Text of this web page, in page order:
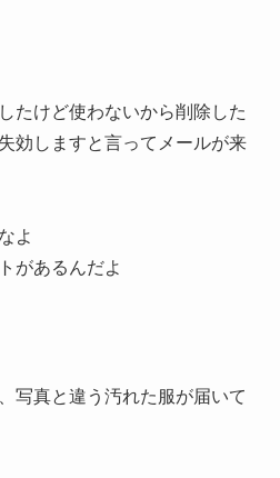
たけど使わないから削除した
効しますと言ってメールが来
よ
があるんだよ
写真と違う汚れた服が届いて